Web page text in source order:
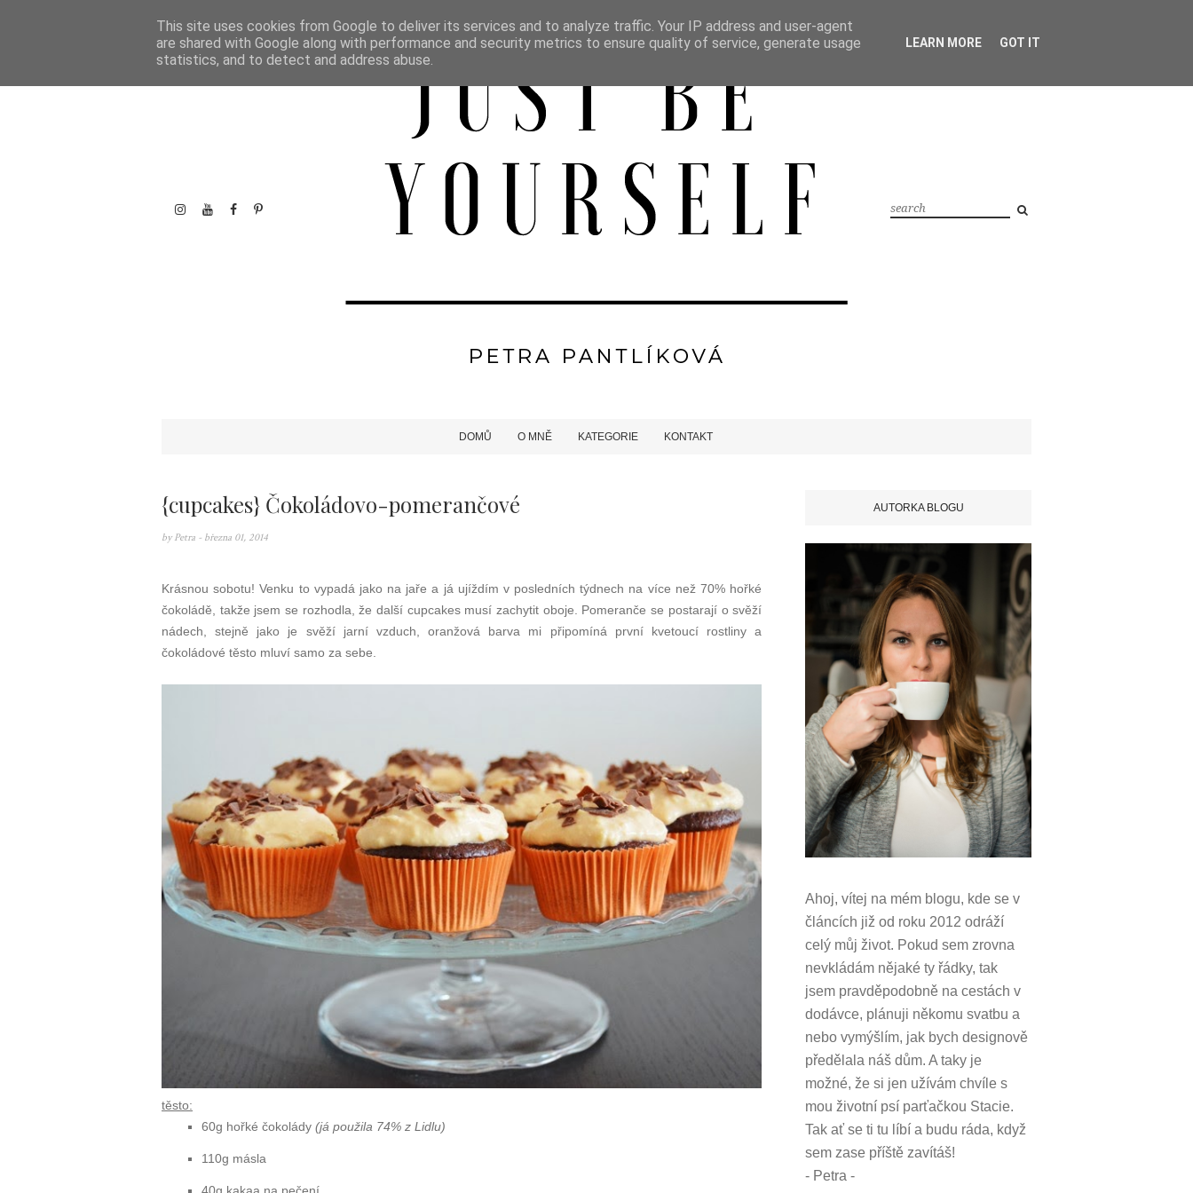
DOMŮ O MNĚ KATEGORIE KONTAKT
{cupcakes} Čokoládovo-pomerančové
by Petra - března 01, 2014
Krásnou sobotu! Venku to vypadá jako na jaře a já ujíždím v posledních týdnech na více než 70% hořké
čokoládě, takže jsem se rozhodla, že další cupcakes musí zachytit oboje. Pomeranče se postarají o svěží
nádech, stejně jako je svěží jarní vzduch, oranžová barva mi připomíná první kvetoucí rostliny a
čokoládové těsto mluví samo za sebe.
těsto:
60g hořké čokolády (já použila 74% z Lidlu)
110g másla
AUTORKA BLOGU
Ahoj, vítej na mém blogu, kde se v
článcích již od roku 2012 odráží
celý můj život. Pokud sem zrovna
nevkládám nějaké ty řádky, tak
jsem pravděpodobně na cestách v
dodávce, plánuji někomu svatbu a
nebo vymýšlím, jak bych designově
předělala náš dům.A taky je
možné, že si jen užívám chvíle s
mou životní psí parťačkou Stacie.
Tak ať se ti tu líbí a budu ráda, když
sem zase příště zavítáš!
- Petra -
This site uses cookies from Google to deliver its services and to analyze traffic. Your IP address and user-agent
are shared with Google along with performance and security metrics to ensure quality of service, generate usage
statistics, and to detect and address abuse.
LEARN MORE GOT IT